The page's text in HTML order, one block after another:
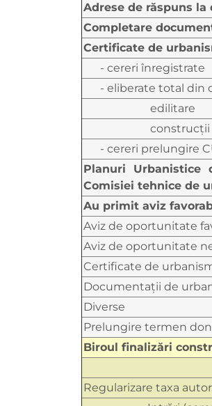
Adrese de răspuns
Completare
Certificate de
- cereri înregistrate
- eliberate total din
edilitare
construcţii
- cereri prelungire
Planuri
Comisiei tehnice de
Au primit aviz
Aviz de oportunitate
Aviz de oportunitate
Certificate de
Documentaţii de
Diverse
Prelungire termen
Biroul finalizări
Regularizare taxa